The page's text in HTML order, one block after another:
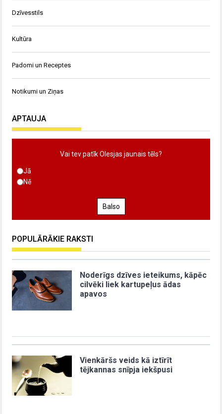
Dzīvesstils
Kultūra
Padomi un Receptes
Notikumi un Ziņas
APTAUJA
Vai tev patīk Olesjas jaunais tēls?
Jā
Nē
Balso
POPULĀRĀKIE RAKSTI
Noderīgs dzīves ieteikums, kāpēc
cilvēki liek kartupeļus ādas
apavos
Vienkāršs veids kā iztīrīt
tējkannas snīpja iekšpusi